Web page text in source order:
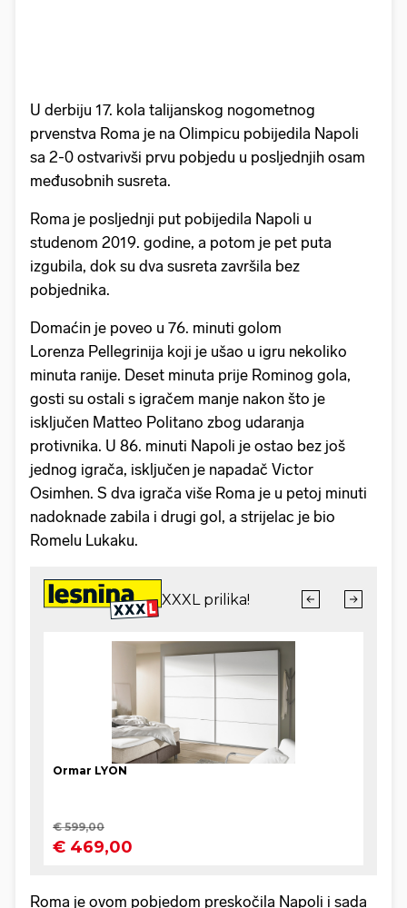
U derbiju 17. kola talijanskog nogometnog
prvenstva Roma je na Olimpicu pobijedila Napoli
sa 2-0 ostvarivši prvu pobjedu u posljednjih osam
međusobnih susreta.
Roma je posljednji put pobijedila Napoli u
studenom 2019. godine, a potom je pet puta
izgubila, dok su dva susreta završila bez
pobjednika.
Domaćin je poveo u 76. minuti golom
Lorenza Pellegrinija koji je ušao u igru nekoliko
minuta ranije. Deset minuta prije Rominog gola,
gosti su ostali s igračem manje nakon što je
isključen Matteo Politano zbog udaranja
protivnika. U 86. minuti Napoli je ostao bez još
jednog igrača, isključen je napadač Victor
Osimhen. S dva igrača više Roma je u petoj minuti
nadoknade zabila i drugi gol, a strijelac je bio
Romelu Lukaku.
Roma je ovom pobjedom preskočila Napoli i sada